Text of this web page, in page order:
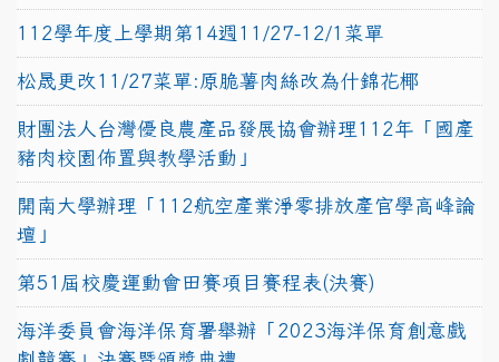
112學年度上學期第14週11/27-12/1菜單
松晟更改11/27菜單:原脆薯肉絲改為什錦花椰
財團法人台灣優良農產品發展協會辦理112年「國產
豬肉校園佈置與教學活動」
開南大學辦理「112航空產業淨零排放產官學高峰論
壇」
第51屆校慶運動會田賽項目賽程表(決賽)
海洋委員會海洋保育署舉辦「2023海洋保育創意戲